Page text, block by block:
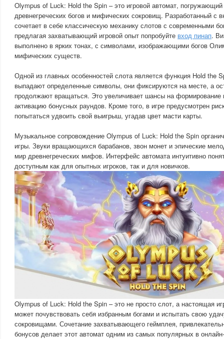
Olympus of Luck: Hold the Spin – это игровой автомат, погружающий
древнегреческих богов и мифических сокровищ. Разработанный с
сочетает в себе классическую механику слотов с современными
предлагая захватывающий игровой опыт попробуйте вход пинап.
выполнено в ярких тонах, с символами, изображающими богов
мифических существ.
Одной из главных особенностей слота является функция Hold the
выпадают определенные символы, они фиксируются на месте, а
продолжают вращаться. Это увеличивает шансы на
активацию бонусных раундов. Кроме того, в игре предусмотрен
попытаться удвоить свой выигрыш, угадав цвет масти карты.
Музыкальное сопровождение Olympus of Luck: Hold the Spin
игры. Звуки вращающихся барабанов, звон монет и эпические
мир древнегреческих мифов. Интерфейс автомата интуитивно
доступным как для опытных игроков, так и для новичков.
Olympus of Luck: Hold the Spin – это не просто слот, а настоящая
может почувствовать себя избранным богами и испытать свою
сокровищами. Сочетание захватывающего геймплея,
бонусов делает этот автомат одним из самых популярных в